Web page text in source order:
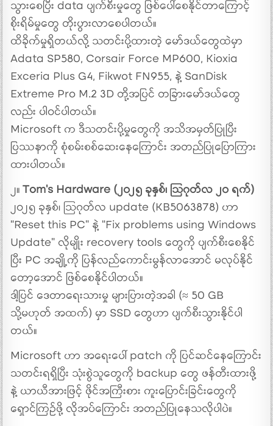
သွားစေပြီး data ပျက်စီးမှုတွေ ဖြစ်ပေါ်စေနိုင်တာကြောင့်
စိုးရိမ်မှုတွေ တိုးပွားလာစေပါတယ်။
ထိခိုက်မှုရှိတယ်လို့ သတင်းပို့ထားတဲ့ မော်ဒယ်တွေထဲမှာ
Adata SP580, Corsair Force MP600, Kioxia
Exceria Plus G4, Fikwot FN955, နဲ့ SanDisk
Extreme Pro M.2 3D တို့အပြင် တခြားမော်ဒယ်တွေ
လည်း ပါဝင်ပါတယ်။
Microsoft က ဒီသတင်းပို့မှုတွေကို အသိအမှတ်ပြုပြီး
ပြဿနာကို စုံစမ်းစစ်ဆေးနေကြောင်း အတည်ပြုပြောကြား
ထားပါတယ်။
၂။Tom’s Hardware (၂၀၂၅ ခုနှစ်၊ ဩဂုတ်လ ၂၀ ရက်)
၂၀၂၅ ခုနှစ်၊ ဩဂုတ်လ update (KB5063878) ဟာ
“Reset this PC” နဲ့ “Fix problems using Windows
Update” လိုမျိုး recovery tools တွေကို ပျက်စီးစေနိုင်
ပြီး PC အချို့ကို ပြန်လည်ကောင်းမွန်လာအောင် မလုပ်နိုင်
တော့အောင် ဖြစ်စေနိုင်ပါတယ်။
ဒါ့ပြင် ဒေတာရေးသားမှု များပြားတဲ့အခါ (≈ 50 GB
သို့မဟုတ် အထက်) မှာ SSD တွေဟာ ပျက်စီးသွားနိုင်ပါ
တယ်။
Microsoft ဟာ အရေးပေါ် patch ကို ပြင်ဆင်နေကြောင်း
သတင်းရရှိပြီး သုံးစွဲသူတွေကို backup တွေ ဖန်တီးထားဖို့
နဲ့ ယာယီအားဖြင့် ဖိုင်အကြီးစား ကူးပြောင်းခြင်းတွေကို
ရှောင်ကြဉ်ဖို့ လိုအပ်ကြောင်း အတည်ပြုနေသလိုပါပဲ။